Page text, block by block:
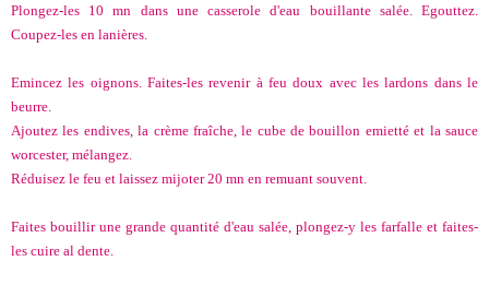
Plongez-les 10 mn dans une casserole d'eau bouillante salée. Egouttez.
Coupez-les en lanières.
Emincez les oignons. Faites-les revenir à feu doux avec les lardons dans le
beurre.
Ajoutez les endives, la crème fraîche, le cube de bouillon emietté et la sauce
worcester, mélangez.
Réduisez le feu et laissez mijoter 20 mn en remuant souvent.
Faites bouillir une grande quantité d'eau salée, plongez-y les farfalle et faites-
les cuire al dente.